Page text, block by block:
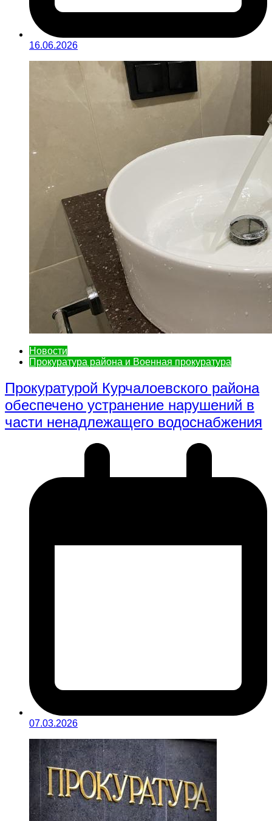
16.06.2026
Новости
Прокуратура района и Военная прокуратура
Прокуратурой Курчалоевского района
обеспечено устранение нарушений в
части ненадлежащего водоснабжения
07.03.2026